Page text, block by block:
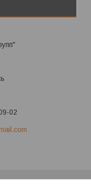
02